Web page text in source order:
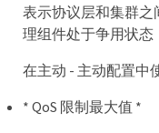
表示协议层和集群
理组件处于争用状态
在主动 - 主动配置中
* QoS 限制最大值 *